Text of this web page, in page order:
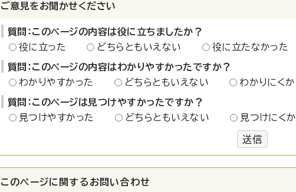
ご意見をお聞かせください
質問：このページの内容は役に立ちましたか？
役に立った
どちらともいえない 役に立たなかった
質問：このページの内容はわかりやすかったですか？
わかりやすかった
どちらともいえない わかりにく
質問：このページは見つけやすかったですか？
見つけやすかった
どちらともいえない 見つけにく
送信
このページに関する お問い合わせ